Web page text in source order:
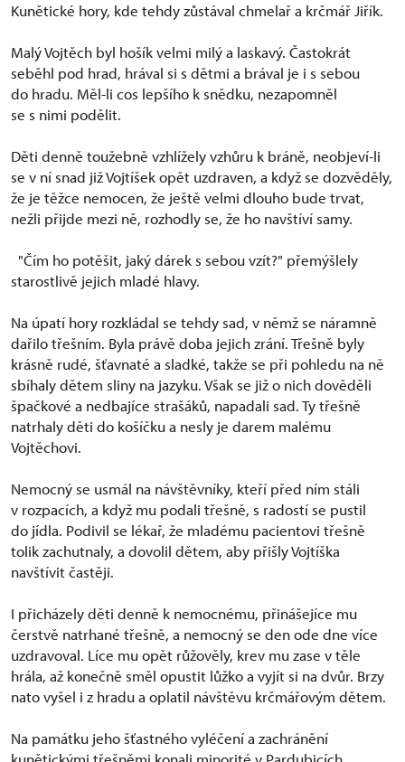
Kunětické hory, kde tehdy zůstával chmelař a krčmář Jiřík.
Malý Vojtěch byl hošík velmi milý a laskavý. Častokrát
seběhl pod hrad, hrával si s dětmi a brával je i s sebou
do hradu. Měl-li cos lepšího k snědku, nezapomněl
se s nimi podělit.
Děti denně toužebně vzhlížely vzhůru k bráně, neobjeví-li
se v ní snad již Vojtíšek opět uzdraven, a když se dozvěděly,
že je těžce nemocen, že ještě velmi dlouho bude trvat,
nežli přijde mezi ně, rozhodly se, že ho navštíví samy.
"Čím ho potěšit, jaký dárek s sebou vzít?" přemýšlely
starostlivě jejich mladé hlavy.
Na úpatí hory rozkládal se tehdy sad, v němž se náramně
dařilo třešním. Byla právě doba jejich zrání. Třešně byly
krásně rudé, šťavnaté a sladké, takže se při pohledu na ně
sbíhaly dětem sliny na jazyku. Však se již o nich dověděli
špačkové a nedbajíce strašáků, napadali sad. Ty třešně
natrhaly děti do košíčku a nesly je darem malému
Vojtěchovi.
Nemocný se usmál na návštěvníky, kteří před ním stáli
v rozpacích, a když mu podali třešně, s radostí se pustil
do jídla. Podivil se lékař, že mladému pacientovi třešně
tolik zachutnaly, a dovolil dětem, aby přišly Vojtíška
navštívit častěji.
I přicházely děti denně k nemocnému, přinášejíce mu
čerstvě natrhané třešně, a nemocný se den ode dne více
uzdravoval. Líce mu opět růžověly, krev mu zase v těle
hrála, až konečně směl opustit lůžko a vyjít si na dvůr. Brzy
nato vyšel i z hradu a oplatil návštěvu krčmářovým dětem.
Na památku jeho šťastného vyléčení a zachránění